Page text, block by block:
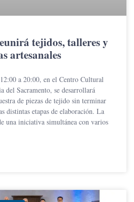
tejidos, talleres y
artesanales
a 20:00, en el Centro Cultural
del Sacramento, se desarrollará
de piezas de tejido sin terminar
distintas etapas de elaboración. La
una iniciativa simultánea con varios